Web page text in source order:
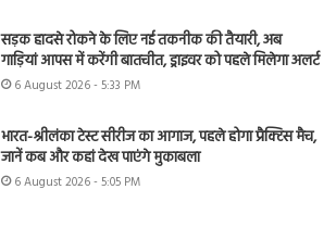
सड़क हादसे रोकने के लिए नई तकनीक की तैयारी, अब
गाड़ियां आपस में करेंगी बातचीत, ड्राइवर को पहले मिलेगा अलर्ट
6 August 2026 - 5:33 PM
भारत-श्रीलंका टेस्ट सीरीज का आगाज, पहले होगा प्रैक्टिस मैच,
जानें कब और कहां देख पाएंगे मुकाबला
6 August 2026 - 5:05 PM